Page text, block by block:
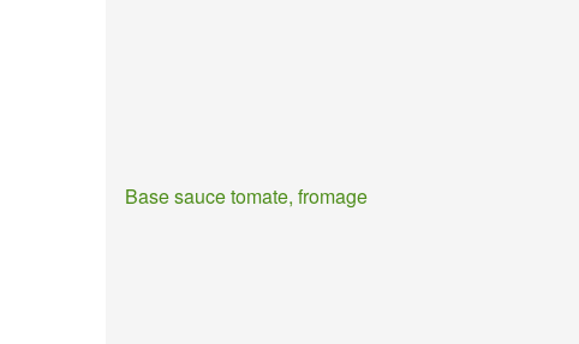
Base sauce tomate, fromage